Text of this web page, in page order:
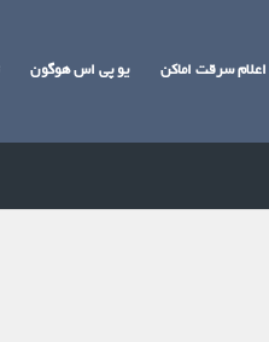
اعلام سرقت اماکن یو پی اس هوگون